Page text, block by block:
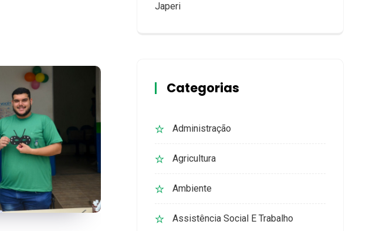
Japeri
Categorias
Administração
Agricultura
Ambiente
Assistência Social E Trabalho